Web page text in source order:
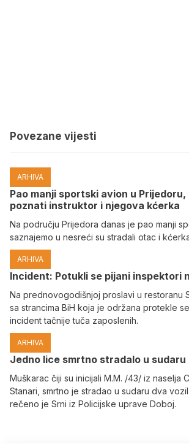
Povezane vijesti
ARHIVA
Pao manji sportski avion u Prijedoru,
poznati instruktor i njegova kćerka
Na području Prijedora danas je pao manji
saznajemo u nesreći su stradali otac i
ARHIVA
Incident: Potukli se pijani inspektori
Na prednovogodišnjoj proslavi u restoranu
sa strancima BiH koja je održana protekle
incident tačnije tuča zaposlenih.
ARHIVA
Јedno lice smrtno stradalo u sudaru
Muškarac čiji su inicijali M.M. /43/ iz naselja
Stanari, smrtno je stradao u sudaru dva
rečeno je Srni iz Policijske uprave Doboj.